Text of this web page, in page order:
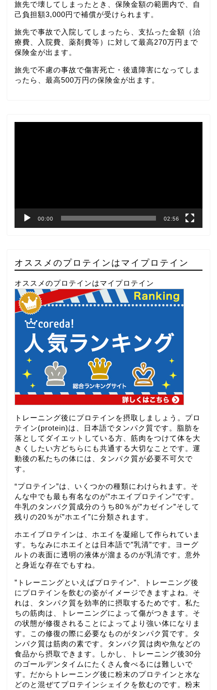
旅先で壊してしまったとき、保険金額の範囲内で、自
己負担額3,000円で補償が受けられます。
旅先で事故で入院してしまったら、支払った金額（治
療費、入院費、薬剤費等）に対して最高270万円まで
保険金が出ます。
旅先で不慮の事故で傷害死亡・後遺障害になってしま
ったら、最高500万円の保険金が出ます。
00:00 02:56
オススメのプロテインはマイプロテイン
オススメのプロテインはマイプロテイン
トレーニング後にプロテインを摂取しましょう。プロ
テイン(protein)は、日本語でタンパク質です。脂肪を
落としてダイエットしている方、筋肉をつけて体を大
きくしたい方どちらにも共通する大切なことです。運
動後の私たちの体には、タンパク質が必要不可欠で
す。
“プロテイン”は、いくつかの種類にわけられます。そ
んな中でも最も有名なのが”ホエイプロテイン”です。
牛乳のタンパク質成分のうち80％が”カゼイン”そして
残りの20％が”ホエイ”に分類されます。
ホエイプロテインは、ホエイを凝縮して作られていま
す。ちなみにホエイとは日本語で”乳清”です。ヨーグ
ルトの表面に透明の液体が溜まるのが乳清です。意外
と身近な存在でもすね。
”トレーニングといえばプロテイン”、トレーニング後
にプロテインを飲むの姿がイメージできますよね。そ
れは、タンパク質を効率的に摂取するためです。私た
ちの筋肉は、トレーニングによって傷がつきます。そ
の状態が修復されることによってより強い体になりま
す。この修復の際に必要なものがタンパク質です。タ
ンパク質は筋肉の素です。タンパク質は肉や魚などの
食品から摂取できます。しかし、トレーニング後30分
のゴールデンタイムにたくさん食べるには難しいで
す。だからトレーニング後に粉末のプロテインと水な
どのと混ぜてプロテインシェイクを飲むのです。粉末